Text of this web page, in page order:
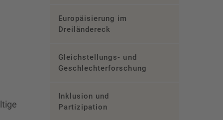
Europäisierung im
Dreiländereck
Gleichstellungs- und
Geschlechterforschung
Inklusion und
Partizipation